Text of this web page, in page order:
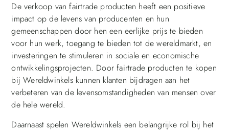
De verkoop van fairtrade producten heeft een positieve
impact op de levens van producenten en hun
gemeenschappen door hen een eerlijke prijs te bieden
voor hun werk, toegang te bieden tot de wereldmarkt, en
investeringen te stimuleren in sociale en economische
ontwikkelingsprojecten. Door fairtrade producten te kopen
bij Wereldwinkels kunnen klanten bijdragen aan het
verbeteren van de levensomstandigheden van mensen over
de hele wereld.
Daarnaast spelen Wereldwinkels een belangrijke rol bij het